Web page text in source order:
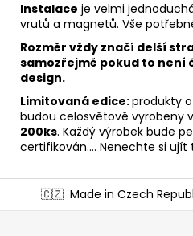
Instalace je velmi
vrutů a magnetů. Vše
Rozměr vždy značí delší
samozřejmě pokud to
design.
Limitovaná edice:produkty
budou celosvětově vyrobeny
200ks. Každý výrobek bude
certifikován.... Nenechte si
á
🇨🇿 Made in Czech